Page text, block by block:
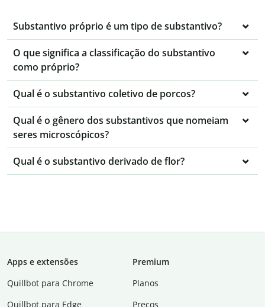
Substantivo próprio é um tipo de substantivo?
O que significa a classificação do substantivo
como próprio?
Qual é o substantivo coletivo de porcos?
Qual é o gênero dos substantivos que nomeiam
seres microscópicos?
Qual é o substantivo derivado de flor?
Apps e extensões
Quillbot para Chrome
Quillbot para Edge
Premium
Planos
Preços